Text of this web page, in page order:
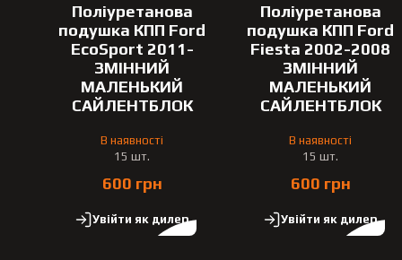
Оберіть модель
Рік випуску
Оберіть рік випуску
Поліуретанова
подушка КПП Ford
EcoSport 2011-
ЗМІННИЙ
МАЛЕНЬКИЙ
САЙЛЕНТБЛОК
В наявності
15 шт.
600 грн
Увійти як дилер
Поліуретанова
подушка КПП Ford
Fiesta 2002-2008
ЗМІННИЙ
МАЛЕНЬКИЙ
САЙЛЕНТБЛОК
В наявності
15 шт.
600 грн
Увійти як дилер